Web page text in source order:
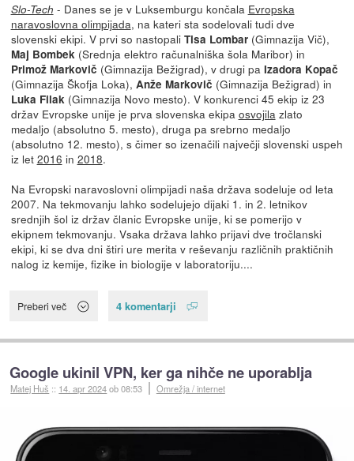
Slo-Tech - Danes se je v Luksemburgu končala Evropska
naravoslovna olimpijada, na kateri sta sodelovali tudi dve
slovenski ekipi. V prvi so nastopali Tisa Lombar(Gimnazija Vič),
Maj Bombek(Srednja elektro računalniška šola Maribor) in
Primož Markovič (Gimnazija Bežigrad), v drugi pa Izadora Kopač
(Gimnazija Škofja Loka), Anže Markovič (Gimnazija Bežigrad) in
Luka Filak(Gimnazija Novo mesto). V konkurenci 45 ekip iz 23
držav Evropske unije je prva slovenska ekipa osvojilazlato
medaljo (absolutno 5. mesto), druga pa srebrno medaljo
(absolutno 12. mesto), s čimer so izenačili največji slovenski uspeh
iz let 2016 in 2018.
Na Evropski naravoslovni olimpijadi naša država sodeluje od leta
2007. Na tekmovanju lahko sodelujejo dijaki 1. in 2. letnikov
srednjih šol iz držav članic Evropske unije, ki se pomerijo v
ekipnem tekmovanju. Vsaka država lahko prijavi dve tročlanski
ekipi, ki se dva dni štiri ure merita v reševanju različnih praktičnih
nalog iz kemije, fizike in biologije v laboratoriju....
Preberi več 4 komentarji
Google ukinil VPN, ker ga nihče ne uporablja
Matej Huš :: 14. apr 2024ob 08:53 Omrežja / internet